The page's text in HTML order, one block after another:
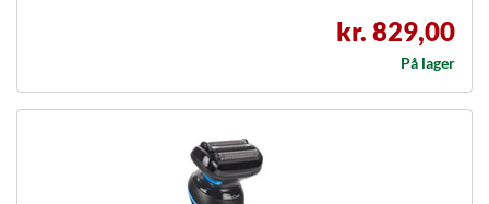
kr. 829,00
På lager